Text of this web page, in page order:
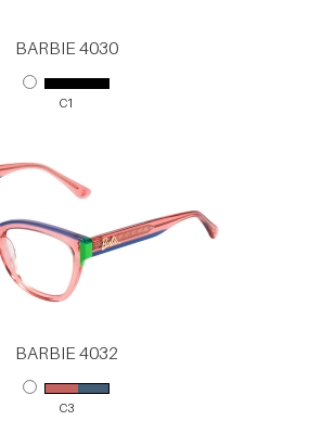
BARBIE 4030
C1
BARBIE 4032
C3